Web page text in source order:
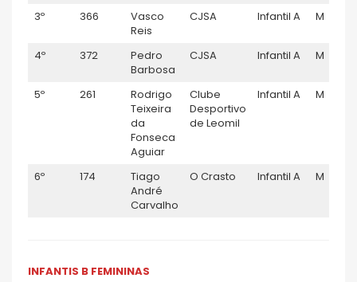
3º 366
Vasco
Reis
CJSA Infantil A M
4º 372
Pedro
Barbosa
CJSA Infantil A M
5º 261
Rodrigo
Teixeira
da
Fonseca
Aguiar
Clube
Desportivo
de Leomil
Infantil A M
6º 174
Tiago
André
Carvalho
O Crasto Infantil A M
INFANTIS B FEMININAS